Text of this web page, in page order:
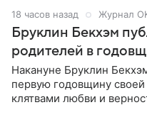
18 часов назад Журнал
Бруклин Бекхэм
родителей в
Накануне Бруклин
первую годовщину
клятвами любви и